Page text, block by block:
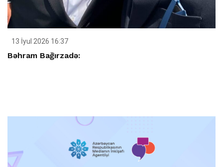
13 İyul 2026 16:37
Bəhram Bağırzadə: